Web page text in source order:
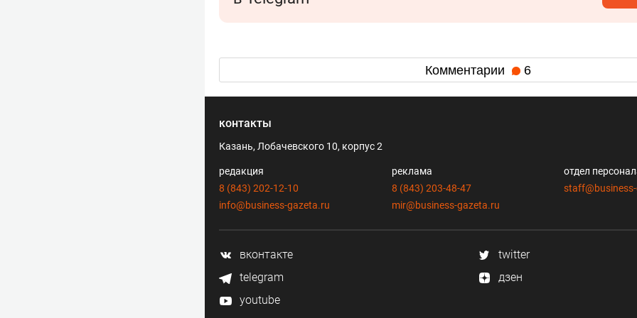
Комментарии 6
контакты
Казань, Лобачевского 10, корпус 2
редакция
8 (843) 202-12-10
info@business-gazeta.ru
реклама
8 (843) 203-48-47
mir@business-gazeta.ru
отдел
вконтакте
twitter
telegram
дзен
youtube